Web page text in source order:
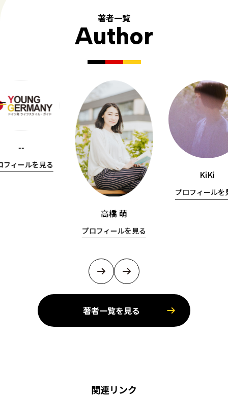
著者一覧
Author
--
フィールを見る
高橋 萌
プロフィールを見る
KiKi
プロフィールを
著者一覧を見る
関連リンク